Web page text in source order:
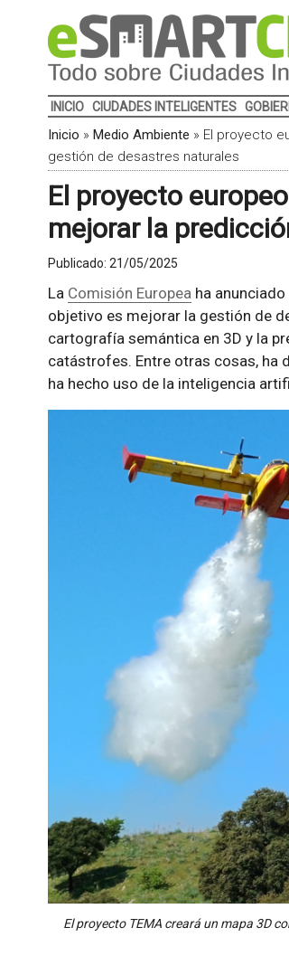
INICIO CIUDADES INTELIGENTES
Inicio » Medio Ambiente » El proyecto
gestión de desastres naturales
El proyecto
mejorar la
Publicado: 21/05/2025
La Comisión Europeaha anunciado
objetivo es mejorar la gestión de
cartografía semántica en 3D y la
catástrofes. Entre otras cosas, ha
ha hecho uso de la inteligencia
El proyecto TEMA creará un mapa 3D